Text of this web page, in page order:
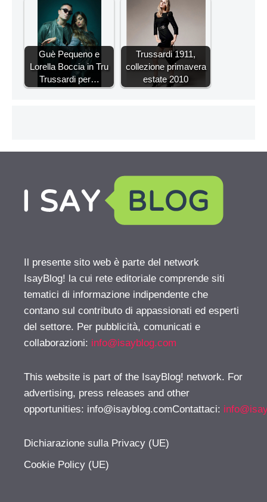
Guè Pequeno e
Lorella Boccia in Tru
Trussardi per…
Trussardi 1911,
collezione primavera
estate 2010
Il presente sito web è parte del network
IsayBlog! la cui rete editoriale comprende siti
tematici di informazione indipendente che
contano sul contributo di appassionati ed esperti
del settore. Per pubblicità, comunicati e
collaborazioni: info@isayblog.com
This website is part of the IsayBlog! network. For
advertising, press releases and other
opportunities: info@isayblog.comContattaci:
Dichiarazione sulla Privacy (UE)
Cookie Policy (UE)